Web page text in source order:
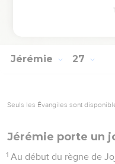
Cependant, Achikam,
Jérémie 27
Seuls les Évangiles sont
Jérémie porte un
1 Au début du règne de